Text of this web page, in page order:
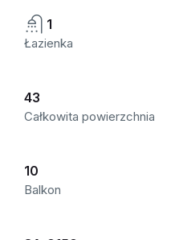
1
Łazienka
43
Całkowita powierzchnia
10
Balkon